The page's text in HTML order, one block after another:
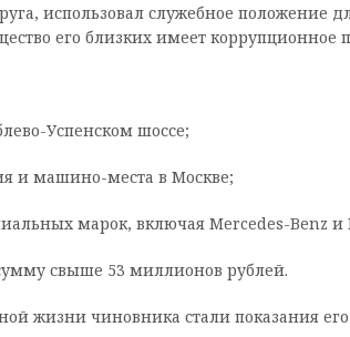
использовал служебное положение
его близких имеет коррупционное
Успенском шоссе;
и машино-места в Москве;
марок, включая Mercedes-Benz и
свыше 53 миллионов рублей.
жизни чиновника стали показания его